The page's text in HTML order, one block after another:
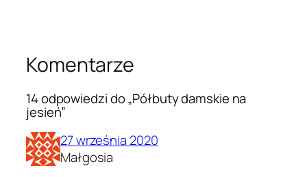
Komentarze
14 odpowiedzi do „Półbuty damskie na
jesień”
27 września 2020
Małgosia